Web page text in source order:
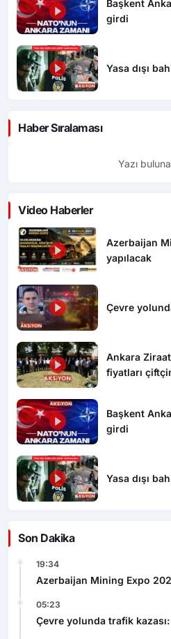
Başkent
girdi
Yasa dışı
Haber Sıralaması
Yazı
Video Haberler
Azerbaijan
yapılacak
Çevre
Ankara
fiyatları
Başkent
girdi
Yasa dışı
Son Dakika
19:34
Azerbaijan Mining Expo
05:23
Çevre yolunda trafik kazası: